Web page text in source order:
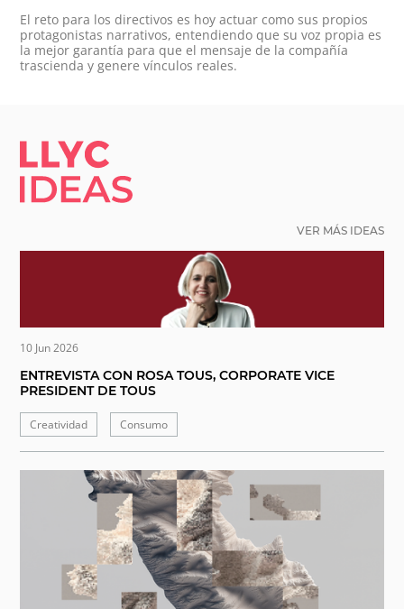
El reto para los directivos es hoy actuar como sus propios
protagonistas narrativos, entendiendo que su voz propia es
la mejor garantía para que el mensaje de la compañía
trascienda y genere vínculos reales.
LLYC IDEAS.
VER MÁS IDEAS
10 Jun 2026
ENTREVISTA CON ROSA TOUS, CORPORATE VICE
PRESIDENT DE TOUS
Creatividad Consumo